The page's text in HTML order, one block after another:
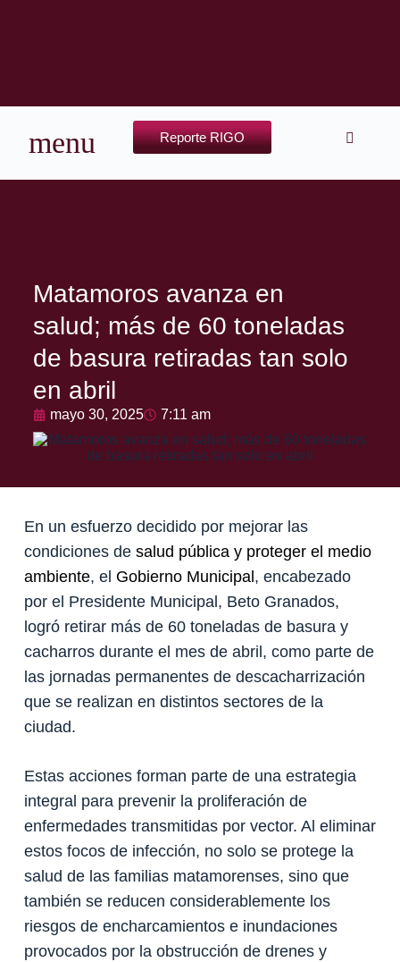
Reporte RIGO
Matamoros avanza en
salud; más de 60 toneladas
de basura retiradas tan solo
en abril
mayo 30, 2025 7:11 am
En un esfuerzo decidido por mejorar las
condiciones de salud pública y proteger el medio
ambiente, el Gobierno Municipal, encabezado
por el Presidente Municipal, Beto Granados,
logró retirar más de 60 toneladas de basura y
cacharros durante el mes de abril, como parte de
las jornadas permanentes de descacharrización
que se realizan en distintos sectores de la
ciudad.
Estas acciones forman parte de una estrategia
integral para prevenir la proliferación de
enfermedades transmitidas por vector. Al eliminar
estos focos de infección, no solo se protege la
salud de las familias matamorenses, sino que
también se reducen considerablemente los
riesgos de encharcamientos e inundaciones
provocados por la obstrucción de drenes y